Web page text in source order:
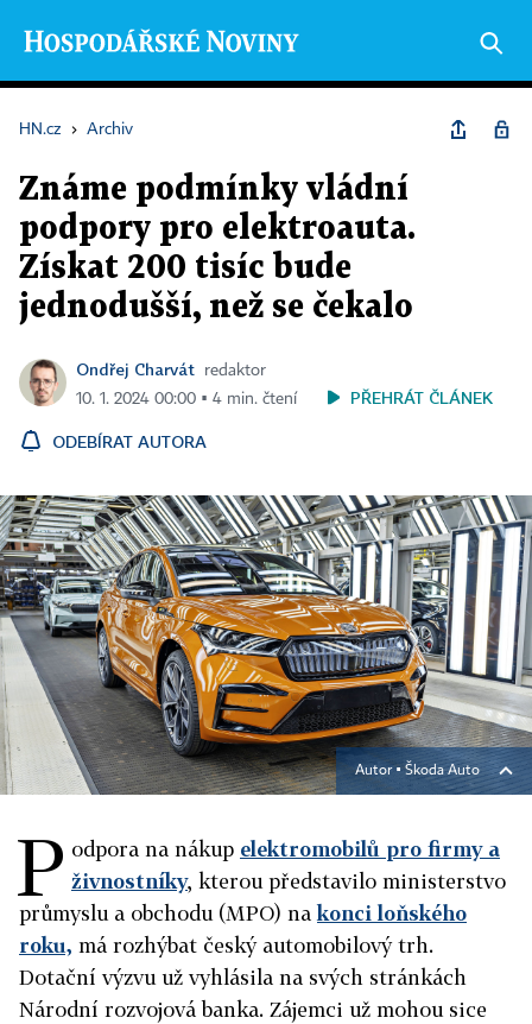
HN.cz › Archiv
Známe podmínky vládní
podpory pro elektroauta.
Získat 200 tisíc bude
jednodušší, než se čekalo
Ondřej Charvát
redaktor
10. 1. 2024 00:00 ▪ 4 min. čtení
PŘEHRÁT ČLÁNEK
ODEBÍRAT AUTORA
Autor ▪ Škoda Auto
P odpora na nákup elektromobilů pro firmy a
živnostníky, kterou představilo ministerstvo
průmyslu a obchodu (MPO) nakonci loňského
roku, má rozhýbat český automobilový trh.
Dotační výzvu už vyhlásila na svých stránkách
Národní rozvojová banka. Zájemci už mohou sice